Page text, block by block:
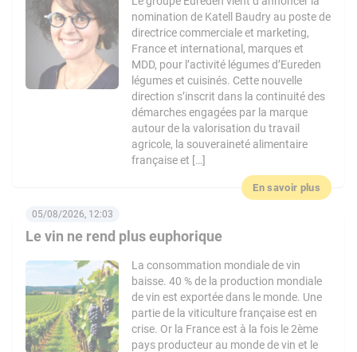
nomination de Katell Baudry au poste de
directrice commerciale et marketing,
France et international, marques et
MDD, pour l’activité légumes d’Eureden
légumes et cuisinés. Cette nouvelle
direction s’inscrit dans la continuité des
démarches engagées par la marque
autour de la valorisation du travail
agricole, la souveraineté alimentaire
française et […]
En savoir plus
Le vin ne rend plus euphorique
05/08/2026, 12:03
La consommation mondiale de vin
baisse. 40 % de la production mondiale
de vin est exportée dans le monde. Une
partie de la viticulture française est en
crise. Or la France est à la fois le 2ème
pays producteur au monde de vin et le